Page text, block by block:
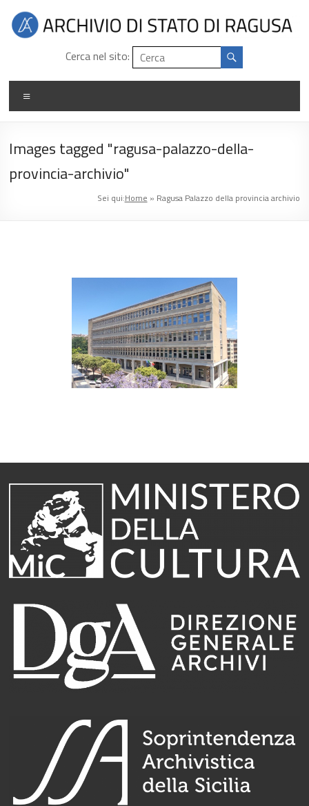
contenuto
Archivio
di
stato
di
Ragusa
Cerca nel sito:
Images tagged "ragusa-palazzo-della-
provincia-archivio"
Sei qui:Home » Ragusa Palazzo della provincia archivio